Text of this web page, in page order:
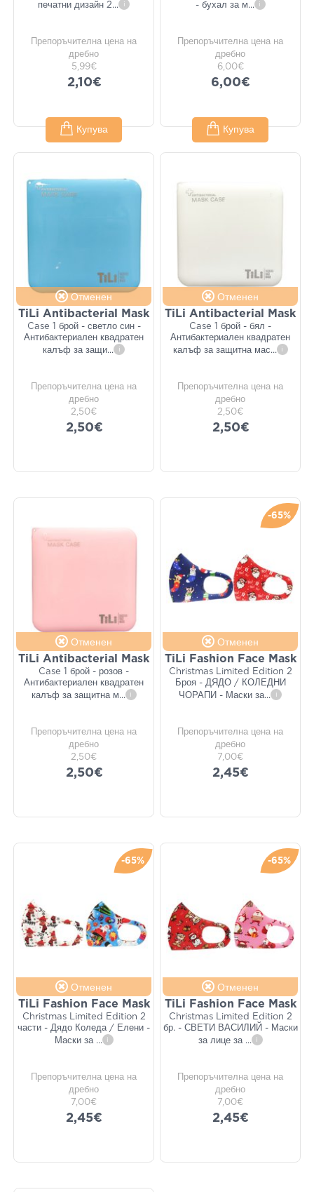
печатни дизайн 2... i
Препоръчителна цена на
дребно
5,99€
2,10€
Купува
- бухал за м... i
Препоръчителна цена на
дребно
6,00€
6,00€
Купува
Отменен
TiLi Antibacterial Mask
Case 1 брой - светло син -
Антибактериален квадратен
калъф за защи... i
Препоръчителна цена на
дребно
2,50€
2,50€
Отменен
TiLi Antibacterial Mask
Case 1 брой - бял -
Антибактериален квадратен
калъф за защитна мас... i
Препоръчителна цена на
дребно
2,50€
2,50€
Отменен
TiLi Antibacterial Mask
Case 1 брой - розов -
Антибактериален квадратен
калъф за защитна м... i
Препоръчителна цена на
дребно
2,50€
2,50€
-65%
Отменен
TiLi Fashion Face Mask
Christmas Limited Edition 2
Броя - ДЯДО / КОЛЕДНИ
ЧОРАПИ - Маски за... i
Препоръчителна цена на
дребно
7,00€
2,45€
-65%
Отменен
TiLi Fashion Face Mask
Christmas Limited Edition 2
части - Дядо Коледа / Елени -
Маски за ... i
Препоръчителна цена на
дребно
7,00€
2,45€
-65%
Отменен
TiLi Fashion Face Mask
Christmas Limited Edition 2
бр. - СВЕТИ ВАСИЛИЙ - Маски
за лице за ... i
Препоръчителна цена на
дребно
7,00€
2,45€